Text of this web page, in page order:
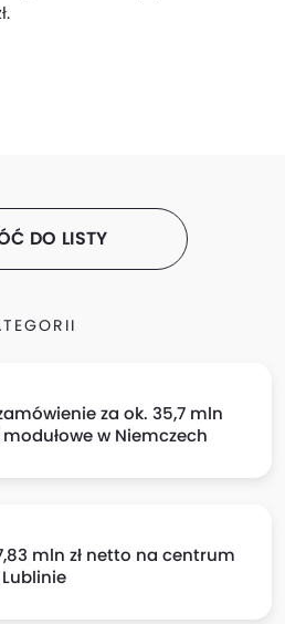
DO LISTY
za ok. 35,7 mln
w Niemczech
mln zł netto na centrum